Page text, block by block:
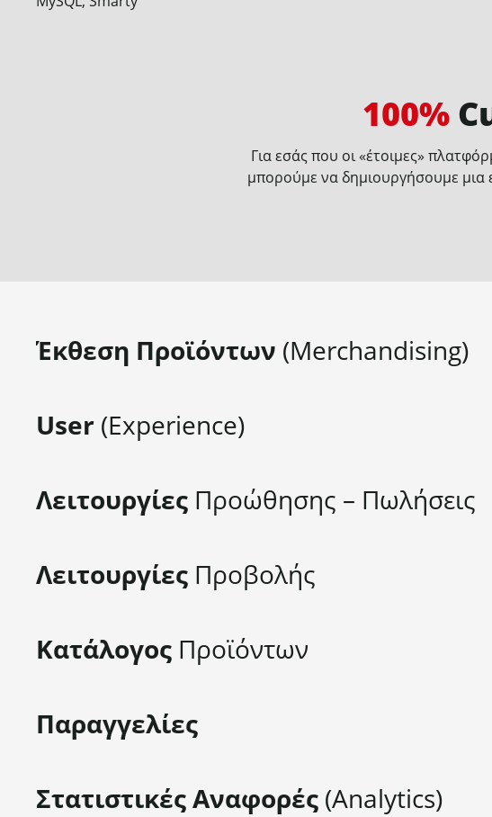
100%
Για εσάς που οι «έτοιμες»
μπορούμε να δημιουργήσουμε μια
Έκθεση Προϊόντων (Merchandising)
User (Experience)
Λειτουργίες Προώθησης – Πωλήσεις
Λειτουργίες Προβολής
Κατάλογος Προϊόντων
Παραγγελίες
Στατιστικές Αναφορές (Analytics)